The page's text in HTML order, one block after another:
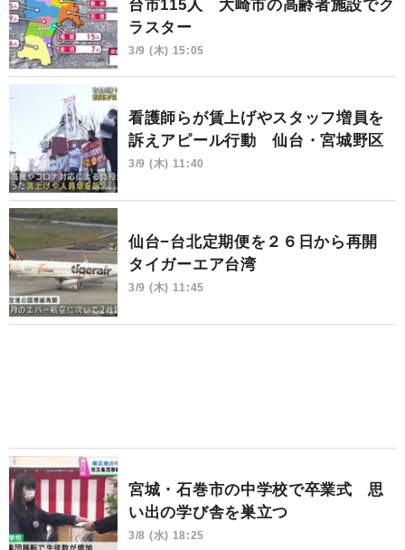
台市115人 大崎市の高齢者施設でク
ラスター
3/9 (木) 15:05
看護師らが賃上げやスタッフ増員を
訴えアピール行動 仙台・宮城野区
3/9 (木) 11:40
仙台−台北定期便を２６日から再開
タイガーエア台湾
3/9 (木) 11:45
宮城・石巻市の中学校で卒業式 思
い出の学び舎を巣立つ
3/8 (水) 18:25